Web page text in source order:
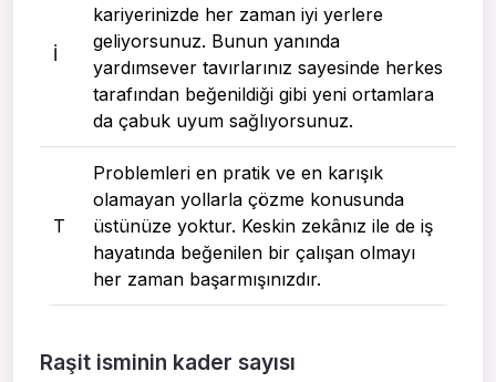
I
kariyerinizde her zaman iyi yerlere
geliyorsunuz. Bunun yanında
yardımsever tavırlarınız sayesinde herkes
tarafından beğenildiği gibi yeni ortamlara
da çabuk uyum sağlıyorsunuz.
T
Problemleri en pratik ve en karışık
olamayan yollarla çözme konusunda
üstünüze yoktur. Keskin zekânız ile de iş
hayatında beğenilen bir çalışan olmayı
her zaman başarmışınızdır.
Raşit isminin kader sayısı